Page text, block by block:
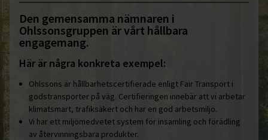
Den gemensamma nämnaren i
Ohlssonsgruppen är vårt hållbara
engagemang.
Här är några konkreta exempel:
Ohlssons är hållbarhetscertifierade enligt Fair Transport i
godstransporter på väg. Certifieringen innebär att vi arbetar
klimatsmart, trafiksäkert och har en god arbetsmiljö.
Vi har ett miljömedvetet system för insamling och förädling
av återvinningsbara produkter.